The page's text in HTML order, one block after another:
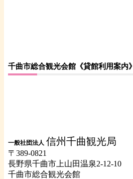
千曲市総合観光会館《貸館利用案内》
一般社団法人 信州千曲観光局
〒389-0821
長野県千曲市上山田温泉2-12-10
千曲市総合観光会館